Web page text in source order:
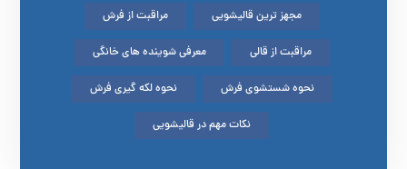
مجهز ترین قالیشویی مراقبت از فرش
مراقبت از قالی معرفی شوینده های خانگی
نحوه شستشوی فرش نحوه لکه گیری فرش
نکات مهم در قالیشویی